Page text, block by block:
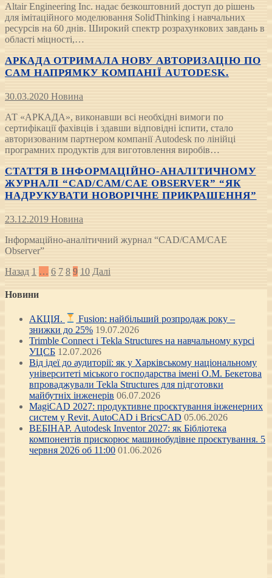
Altair Engineering Inc. надає безкоштовний доступ до рішень
для імітаційного моделювання SolidThinking і навчальних
ресурсів на 60 днів. Широкий спектр розрахункових завдань в
області міцності,…
АРКАДА ОТРИМАЛА НОВУ АВТОРИЗАЦІЮ ПО
CAM НАПРЯМКУ КОМПАНІЇ AUTODESK.
30.03.2020 Новина
АТ «АРКАДА», виконавши всі необхідні вимоги по
сертифікації фахівців і здавши відповідні іспити, стало
авторизованим партнером компанії Autodesk по лінійці
програмних продуктів для виготовлення виробів…
СТАТТЯ В ІНФОРМАЦІЙНО-АНАЛІТИЧНОМУ
ЖУРНАЛІ “CAD/CAM/CAE OBSERVER” “ЯК
НАДРУКУВАТИ НОВОРІЧНЕ ПРИКРАШЕННЯ”
23.12.2019 Новина
Інформаційно-аналітичний журнал “CAD/CAM/CAE
Observer”
Posts
pagination
Назад 1 … 6 7 8 9 10 Далі
Новини
АКЦІЯ.
Fusion: найбільший розпродаж року –
знижки до 25% 19.07.2026
Trimble Connect і Tekla Structures на навчальному курсі
УЦСБ 12.07.2026
Від ідеї до аудиторії: як у Харківському національному
університеті міського господарства імені О.М. Бекетова
впроваджували Tekla Structures для підготовки
майбутніх інженерів 06.07.2026
MagiCAD 2027: продуктивне проєктування інженерних
систем у Revit, AutoCAD і BricsCAD 05.06.2026
ВЕБІНАР. Autodesk Inventor 2027: як Бібліотека
компонентів прискорює машинобудівне проєктування. 5
червня 2026 об 11:00 01.06.2026